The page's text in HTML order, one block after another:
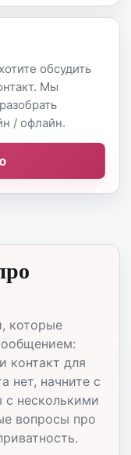
обсудить
Мы
/ офлайн.
которые
контакт для
нет, начните с
с несколькими
вопросы про